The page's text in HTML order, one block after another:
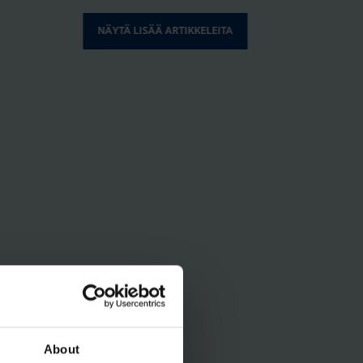
About
Lukuaika: 3 min
NÄYTÄ LISÄÄ ARTIKKELEITA